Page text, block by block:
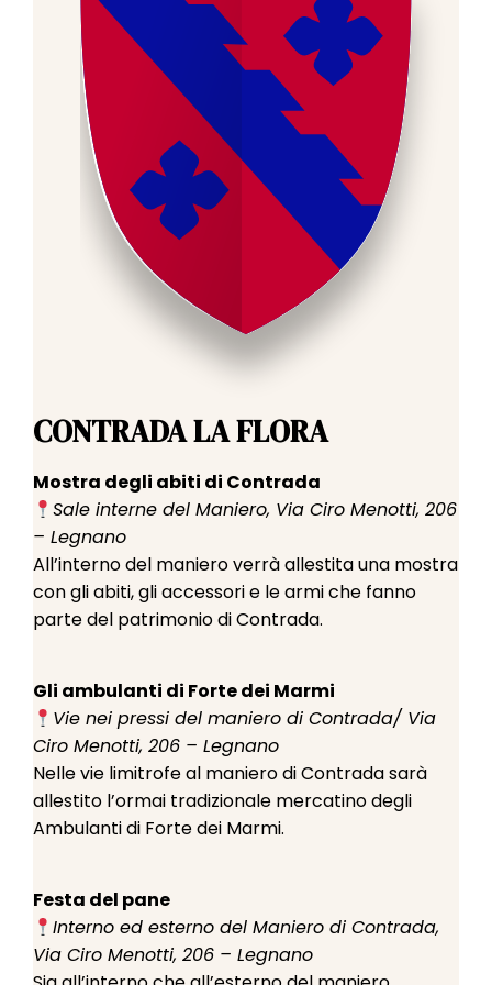
CONTRADA LA FLORA
Mostra degli abiti di Contrada
Sale interne del Maniero, Via Ciro Menotti, 206
– Legnano
All’interno del maniero verrà allestita una mostra
con gli abiti, gli accessori e le armi che fanno
parte del patrimonio di Contrada.
Gli ambulanti di Forte dei Marmi
Vie nei pressi del maniero di Contrada/ Via
Ciro Menotti, 206 – Legnano
Nelle vie limitrofe al maniero di Contrada sarà
allestito l’ormai tradizionale mercatino degli
Ambulanti di Forte dei Marmi.
Festa del pane
Interno ed esterno del Maniero di Contrada,
Via Ciro Menotti, 206 – Legnano